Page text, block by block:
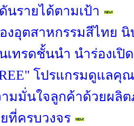
นรายได้ตามเป้า
งอุตสาหกรรมสีไทย
เทรดชั้นนำ นำร่องเปิ
โปรแกรมดูแล
ามมั่นใจลูกค้าด้วยผ
ที่ครบวงจร